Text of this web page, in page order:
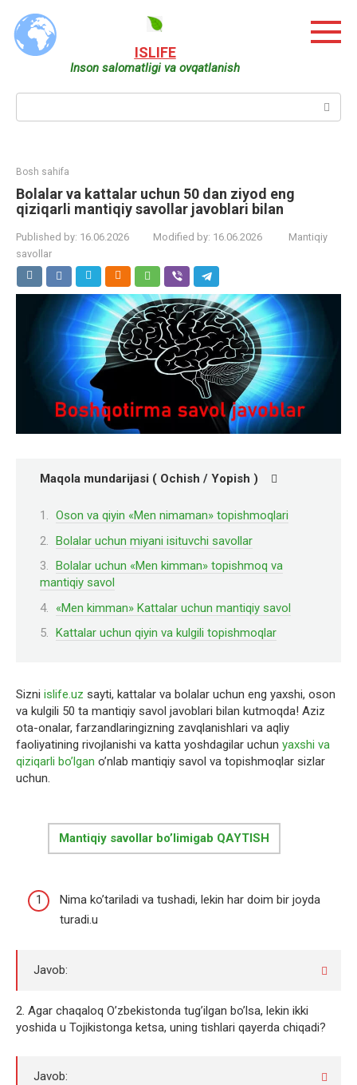
content
ISLIFE
Inson salomatligi va ovqatlanish
Search:
Bosh sahifa
Bolalar va kattalar uchun 50 dan ziyod eng
qiziqarli mantiqiy savollar javoblari bilan
Published by: 16.06.2026 Modified by: 16.06.2026
Mantiqiy
savollar
Maqola mundarijasi ( Ochish / Yopish )
Oson va qiyin «Men nimaman» topishmoqlari
Bolalar uchun miyani isituvchi savollar
Bolalar uchun «Men kimman» topishmoq va
mantiqiy savol
«Men kimman» Kattalar uchun mantiqiy savol
Kattalar uchun qiyin va kulgili topishmoqlar
Sizni islife.uz sayti, kattalar va bolalar uchun eng yaxshi, oson
va kulgili 50 ta mantiqiy savol javoblari bilan kutmoqda! Aziz
ota-onalar, farzandlaringizning zavqlanishlari va aqliy
faoliyatining rivojlanishi va katta yoshdagilar uchun yaxshi va
qiziqarli bo’lgan o’nlab mantiqiy savol va topishmoqlar sizlar
uchun.
Mantiqiy savollar bo’limigab QAYTISH
Nima ko’tariladi va tushadi, lekin har doim bir joyda
turadi.u
Javob:
2. Agar chaqaloq O’zbekistonda tug’ilgan bo’lsa, lekin ikki
yoshida u Tojikistonga ketsa, uning tishlari qayerda chiqadi?
Javob: